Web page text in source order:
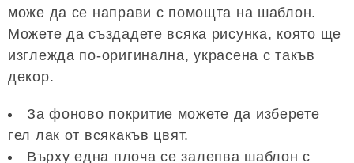
може да се направи с помощта на шаблон.
Можете да създадете всяка рисунка, която ще
изглежда по-оригинална, украсена с такъв
декор.
За фоново покритие можете да изберете
гел лак от всякакъв цвят.
Върху една плоча се залепва шаблон с